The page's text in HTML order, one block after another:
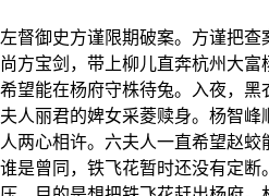
督御史方谨限期破案。方谨把查
方宝剑，带上柳儿直奔杭州大
望能在杨府守株待兔。入夜，黑
人丽君的婢女采菱赎身。杨智峰
两心相许。六夫人一直希望赵蛟
是曾同，铁飞花暂时还没有定断